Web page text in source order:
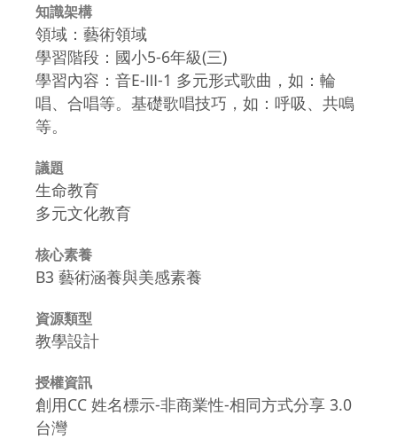
知識架構
領域：藝術領域
學習階段：國小5-6年級(三)
學習內容：音E-Ⅲ-1 多元形式歌曲，如：輪
唱、合唱等。基礎歌唱技巧，如：呼吸、共鳴
等。
議題
生命教育
多元文化教育
核心素養
B3 藝術涵養與美感素養
資源類型
教學設計
授權資訊
創用CC 姓名標示-非商業性-相同方式分享 3.0
台灣